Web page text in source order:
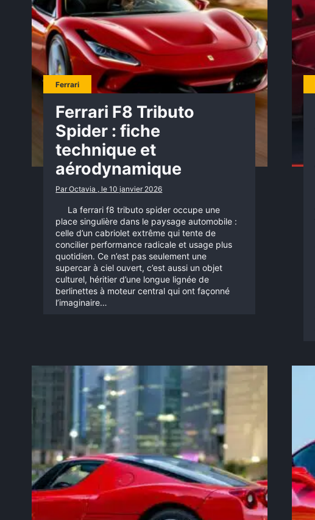
Ferrari
Ferrari F8 Tributo
Spider : fiche
technique et
aérodynamique
Par Octavia , le 10 janvier 2026
La ferrari f8 tributo spider occupe une
place singulière dans le paysage automobile :
celle d’un cabriolet extrême qui tente de
concilier performance radicale et usage plus
quotidien. Ce n’est pas seulement une
supercar à ciel ouvert, c’est aussi un objet
culturel, héritier d’une longue lignée de
berlinettes à moteur central qui ont façonné
l’imaginaire…